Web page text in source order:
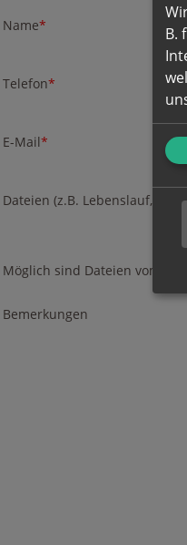
Name*
Telefon*
E-Mail*
Dateien (z.B. Lebenslauf,
Möglich sind Dateien vom
Bemerkungen
B.